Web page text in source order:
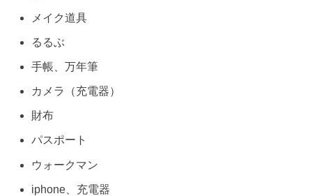
メイク道具
るるぶ
手帳、万年筆
カメラ（充電器）
財布
パスポート
ウォークマン
iphone、充電器